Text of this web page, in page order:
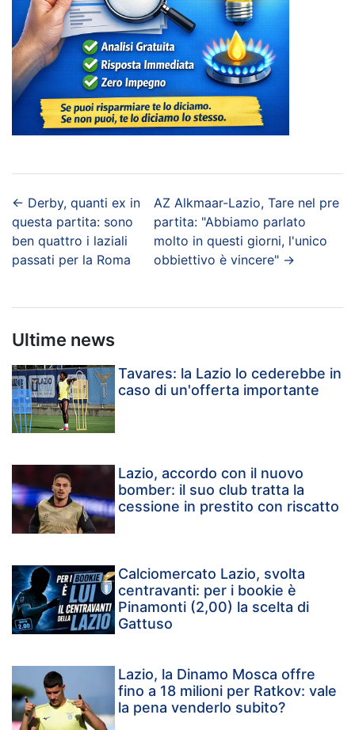
← Derby, quanti ex in
questa partita: sono
ben quattro i laziali
passati per la Roma
AZ Alkmaar-Lazio, Tare nel pre
partita: "Abbiamo parlato
molto in questi giorni, l'unico
obbiettivo è vincere"→
Ultime news
Tavares: la Lazio lo cederebbe in
caso di un'offerta importante
Lazio, accordo con il nuovo
bomber: il suo club tratta la
cessione in prestito con riscatto
Calciomercato Lazio, svolta
centravanti: per i bookie è
Pinamonti (2,00) la scelta di
Gattuso
Lazio, la Dinamo Mosca offre
fino a 18 milioni per Ratkov: vale
la pena venderlo subito?